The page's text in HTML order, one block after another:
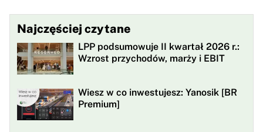
Najczęściej czytane
LPP podsumowuje II kwartał 2026 r.:
Wzrost przychodów, marży i EBIT
Wiesz w co inwestujesz: Yanosik [BR
Premium]